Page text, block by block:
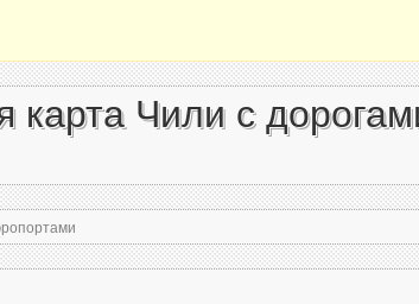
карта Чили с